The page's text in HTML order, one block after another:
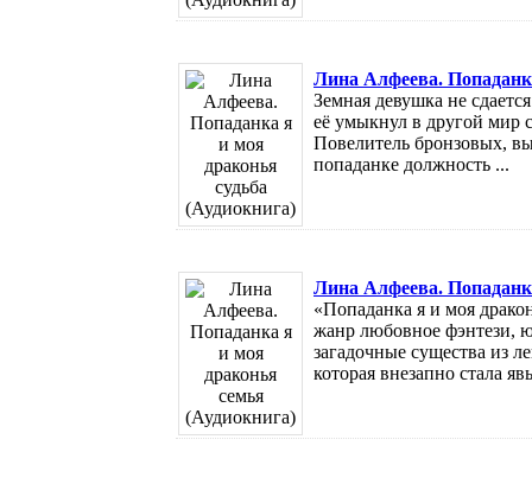
Лина Алфеева.
Земная девушка не
её умыкнул в другой мир
Повелитель бронзовых,
попаданке должность ...
Лина Алфеева.
«Попаданка я и моя
жанр любовное фэнтези,
загадочные существа из
которая внезапно стала